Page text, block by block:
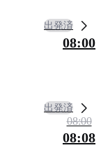
出発済
08:00
出発済
08:00
08:08